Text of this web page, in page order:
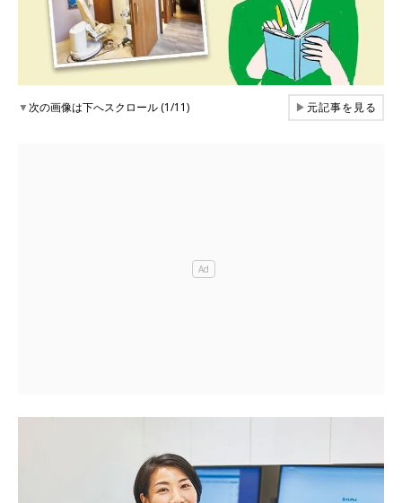
▼次の画像は下へスクロール (1/11) ▶元記事を見る